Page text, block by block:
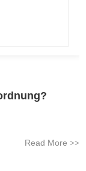
Read More >>